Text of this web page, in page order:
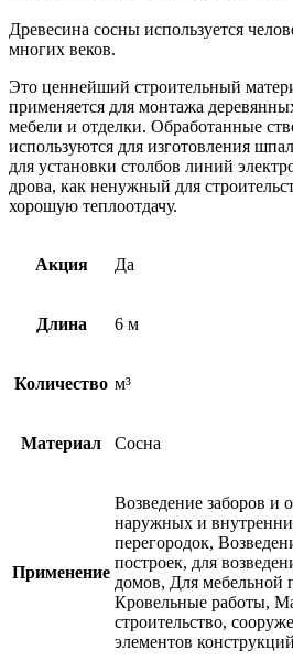
Древесина сосны используется
многих веков.
Это ценнейший строительный
применяется для монтажа
мебели и отделки. Обработанные
используются для изготовления
для установки столбов линий
дрова, как ненужный для
хорошую теплоотдачу.
Акция Да
Длина 6 м
Количество м³
Материал Сосна
Применение
Возведение заборов и
наружных и
перегородок,
построек, для
домов, Для мебельной
Кровельные работы,
строительство,
элементов конструкций